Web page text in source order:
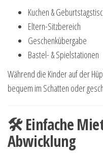
Kuchen &
Eltern-Sitzbereich
Geschenkübergabe
Bastel- & Spielstationen
Während die Kinder auf der
bequem im Schatten oder
🛠 Einfache
Abwicklung